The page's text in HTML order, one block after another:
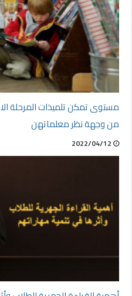
مستوى تمكن تلميذات المرحلة
من وجهة نظر معلماتهن
2022/04/12